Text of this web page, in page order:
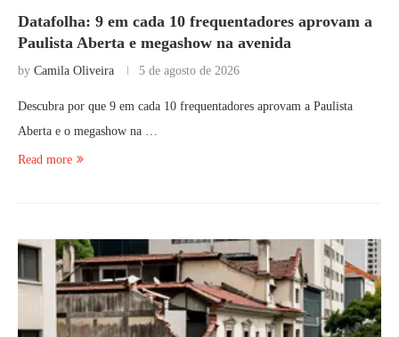
Datafolha: 9 em cada 10 frequentadores aprovam a
Paulista Aberta e megashow na avenida
by Camila Oliveira 5 de agosto de 2026
Descubra por que 9 em cada 10 frequentadores aprovam a Paulista
Aberta e o megashow na …
Read more